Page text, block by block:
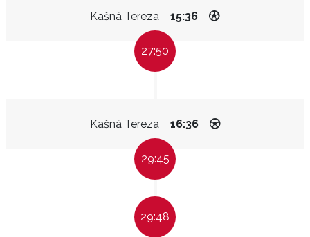
Kašná Tereza 15:36
27:50
Kašná Tereza 16:36
29:45
29:48